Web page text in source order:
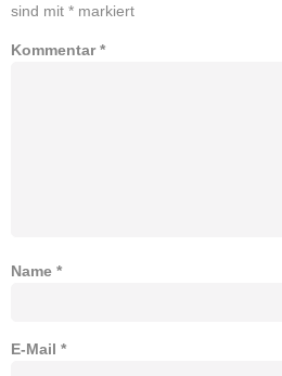
sind mit * markiert
Kommentar*
Name *
E-Mail *